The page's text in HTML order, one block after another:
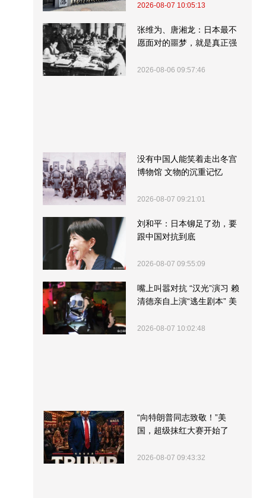
2026-08-07 10:05:13
张维为、唐湘龙：日本最不
愿面对的噩梦，就是真正强
2026-08-06 09:57:46
没有中国人能笑着走出冬宫
博物馆 文物的沉重记忆
2026-08-07 09:21:01
刘和平：日本铆足了劲，要
跟中国对抗到底
2026-08-07 09:55:09
嘴上叫嚣对抗 “汉光”演习 赖
清德亲自上演“逃生剧本” 美
2026-08-07 10:02:48
“向特朗普同志致敬！”美
国，超级抹红大赛开始了
2026-08-07 09:43:32